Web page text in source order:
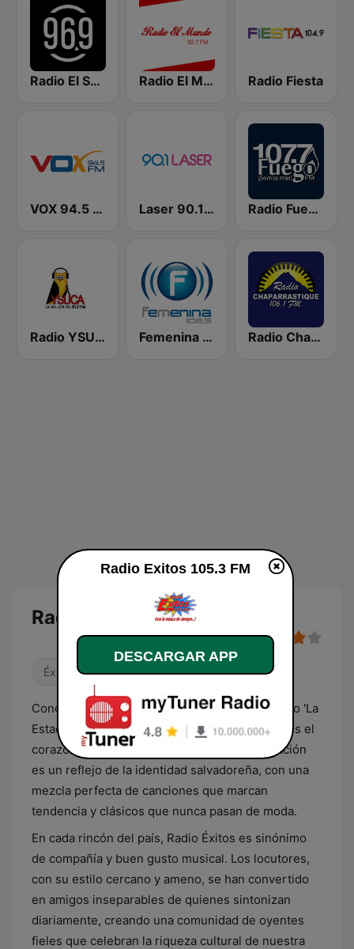
Radio El Salvador | 96.9 FM Radio El Mundo Radio Fiesta
VOX 94.5 FM Laser 90.1 Español Radio Fuego 107.7 FM
Radio YSUCA 91.7 FM Femenina 102.5 FM Radio Chaparrastique 106.1 FM
Radio Exitos 105.3 FM
Éxitos clásicos
Conocida cariñosamente por su audiencia como 'La
Estación de los Éxitos', Radio Éxitos 105.3 FM es el
corazón musical de El Salvador. Su programación
es un reflejo de la identidad salvadoreña, con una
mezcla perfecta de canciones que marcan
tendencia y clásicos que nunca pasan de moda.
En cada rincón del país, Radio Éxitos es sinónimo
de compañía y buen gusto musical. Los locutores,
con su estilo cercano y ameno, se han convertido
en amigos inseparables de quienes sintonizan
diariamente, creando una comunidad de oyentes
fieles que celebran la riqueza cultural de nuestra
Radio Exitos 105.3 FM
DESCARGAR APP